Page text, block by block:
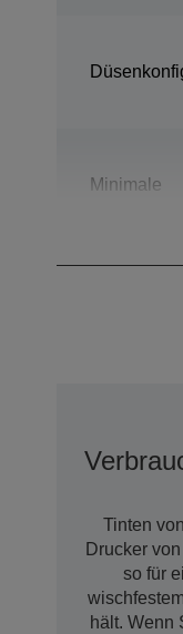
Minimale
Tinten
Drucker
so für
hält. Wenn